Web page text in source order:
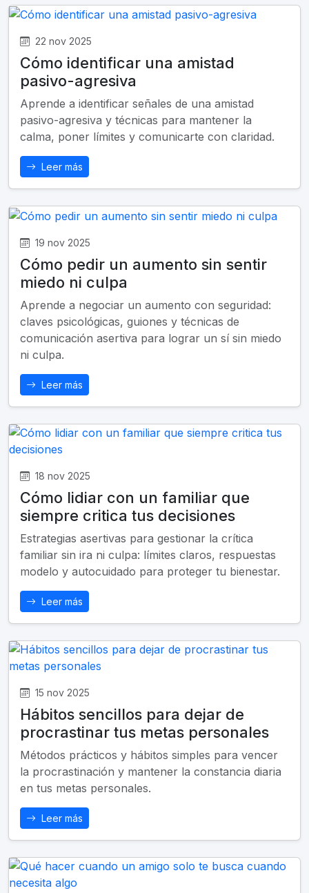
22 nov 2025
Cómo identificar una amistad
pasivo-agresiva
Aprende a identificar señales de una amistad
pasivo-agresiva y técnicas para mantener la
calma, poner límites y comunicarte con claridad.
Leer más
19 nov 2025
Cómo pedir un aumento sin sentir
miedo ni culpa
Aprende a negociar un aumento con seguridad:
claves psicológicas, guiones y técnicas de
comunicación asertiva para lograr un sí sin miedo
ni culpa.
Leer más
18 nov 2025
Cómo lidiar con un familiar que
siempre critica tus decisiones
Estrategias asertivas para gestionar la crítica
familiar sin ira ni culpa: límites claros, respuestas
modelo y autocuidado para proteger tu bienestar.
Leer más
15 nov 2025
Hábitos sencillos para dejar de
procrastinar tus metas personales
Métodos prácticos y hábitos simples para vencer
la procrastinación y mantener la constancia diaria
en tus metas personales.
Leer más